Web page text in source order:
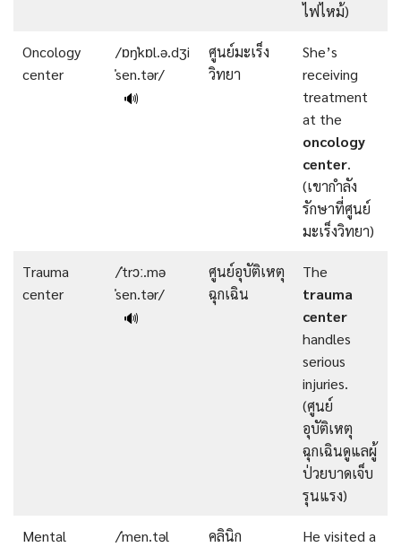
ไฟไหม้)
Oncology
center
/ɒŋˈkɒl.ə.dʒi
ˈsen.tər/
🔊
ศูนย์มะเร็ง
วิทยา
She’s
receiving
treatment
at the
oncology
center.
(เขากำลัง
รักษาที่ศูนย์
มะเร็งวิทยา)
Trauma
center
/ˈtrɔː.mə
ˈsen.tər/
🔊
ศูนย์อุบัติเหตุ
ฉุกเฉิน
The
trauma
center
handles
serious
injuries.
(ศูนย์
อุบัติเหตุ
ฉุกเฉินดูแลผู้
ป่วยบาดเจ็บ
รุนแรง)
Mental
/ˈmen.təl
คลินิก
He visited a